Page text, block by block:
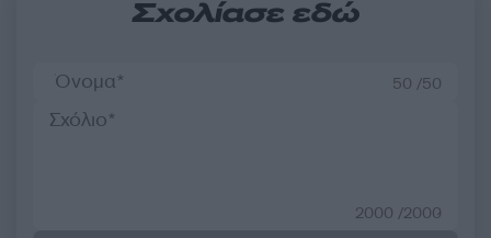
Σχολίασε εδώ
50 /50
2000 /2000